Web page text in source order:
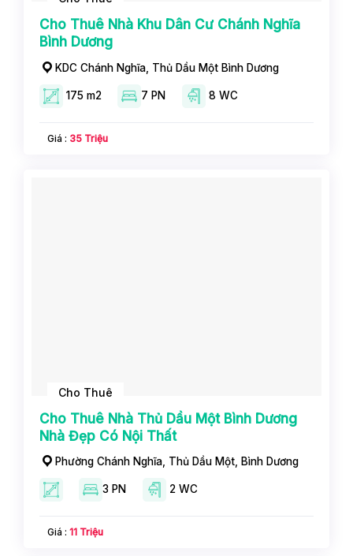
Cho Thuê Nhà Khu Dân Cư Chánh Nghĩa
Bình Dương
KDC Chánh Nghĩa, Thủ Dầu Một Bình Dương
175 m2 7 PN 8 WC
Giá : 35 Triệu
Cho Thuê
Cho Thuê Nhà Thủ Dầu Một Bình Dương
Nhà Đẹp Có Nội Thất
Phường Chánh Nghĩa, Thủ Dầu Một, Bình Dương
3 PN 2 WC
Giá : 11 Triệu